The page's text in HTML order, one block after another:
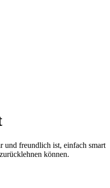
und freundlich ist, einfach smart
können.